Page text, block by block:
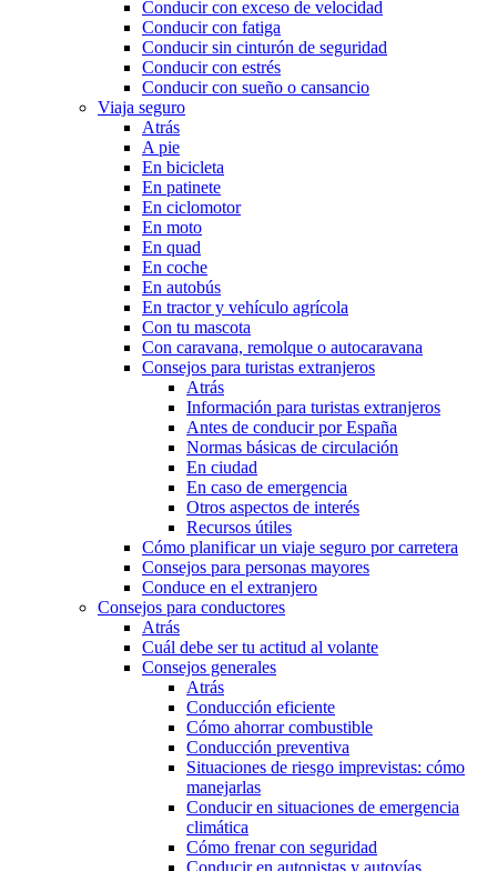
Conducir con exceso de velocidad
Conducir con fatiga
Conducir sin cinturón de seguridad
Conducir con estrés
Conducir con sueño o cansancio
Viaja seguro
Atrás
A pie
En bicicleta
En patinete
En ciclomotor
En moto
En quad
En coche
En autobús
En tractor y vehículo agrícola
Con tu mascota
Con caravana, remolque o autocaravana
Consejos para turistas extranjeros
Atrás
Información para turistas extranjeros
Antes de conducir por España
Normas básicas de circulación
En ciudad
En caso de emergencia
Otros aspectos de interés
Recursos útiles
Cómo planificar un viaje seguro por carretera
Consejos para personas mayores
Conduce en el extranjero
Consejos para conductores
Atrás
Cuál debe ser tu actitud al volante
Consejos generales
Atrás
Conducción eficiente
Cómo ahorrar combustible
Conducción preventiva
Situaciones de riesgo imprevistas: cómo
manejarlas
Conducir en situaciones de emergencia
climática
Cómo frenar con seguridad